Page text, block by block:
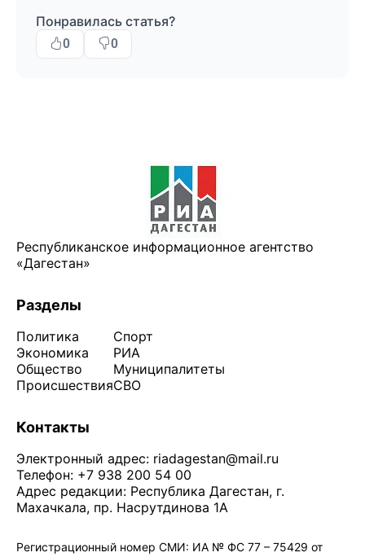
Понравилась статья?
0 0
Республиканское информационное агентство
«Дагестан»
Разделы
Политика
Экономика
Общество
Происшествия
Спорт
РИА
Муниципалитеты
СВО
Контакты
Электронный адрес: riadagestan@mail.ru
Телефон: +7 938 200 54 00
Адрес редакции: Республика Дагестан, г.
Махачкала, пр. Насрутдинова 1А
Регистрационный номер СМИ: ИА № ФС 77 – 75429 от